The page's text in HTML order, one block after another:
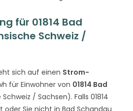
für 01814 Bad
Schweiz /
sich auf einen Strom-
für Einwohner von 01814 Bad
/ Sachsen). Falls 01814
oder Sie nicht in Bad Schandau